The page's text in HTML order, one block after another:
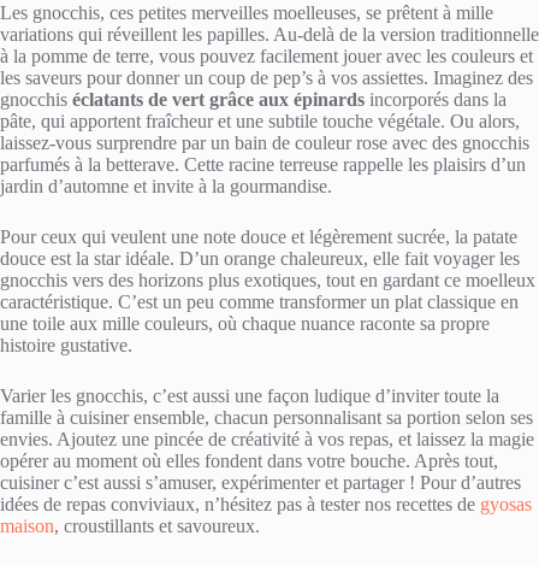
Les gnocchis, ces petites merveilles moelleuses, se prêtent à mille
variations qui réveillent les papilles. Au-delà de la version traditionnelle
à la pomme de terre, vous pouvez facilement jouer avec les couleurs et
les saveurs pour donner un coup de pep’s à vos assiettes. Imaginez des
gnocchis éclatants de vert grâce aux épinards incorporés dans la
pâte, qui apportent fraîcheur et une subtile touche végétale. Ou alors,
laissez-vous surprendre par un bain de couleur rose avec des gnocchis
parfumés à la betterave. Cette racine terreuse rappelle les plaisirs d’un
jardin d’automne et invite à la gourmandise.
Pour ceux qui veulent une note douce et légèrement sucrée, la patate
douce est la star idéale. D’un orange chaleureux, elle fait voyager les
gnocchis vers des horizons plus exotiques, tout en gardant ce moelleux
caractéristique. C’est un peu comme transformer un plat classique en
une toile aux mille couleurs, où chaque nuance raconte sa propre
histoire gustative.
Varier les gnocchis, c’est aussi une façon ludique d’inviter toute la
famille à cuisiner ensemble, chacun personnalisant sa portion selon ses
envies. Ajoutez une pincée de créativité à vos repas, et laissez la magie
opérer au moment où elles fondent dans votre bouche. Après tout,
cuisiner c’est aussi s’amuser, expérimenter et partager ! Pour d’autres
idées de repas conviviaux, n’hésitez pas à tester nos recettes de gyosas
maison, croustillants et savoureux.